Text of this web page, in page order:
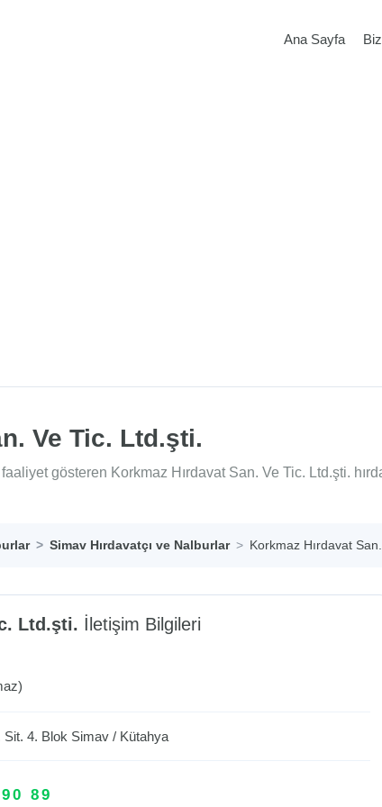
Ana Sayfa
Ve Tic. Ltd.şti.
gösteren Korkmaz Hırdavat San. Ve Tic. Ltd.şti.
Simav Hırdavatçı ve Nalburlar Korkmaz Hırdavat
Ltd.şti. İletişim Bilgileri
Sit. 4. Blok Simav / Kütahya
89